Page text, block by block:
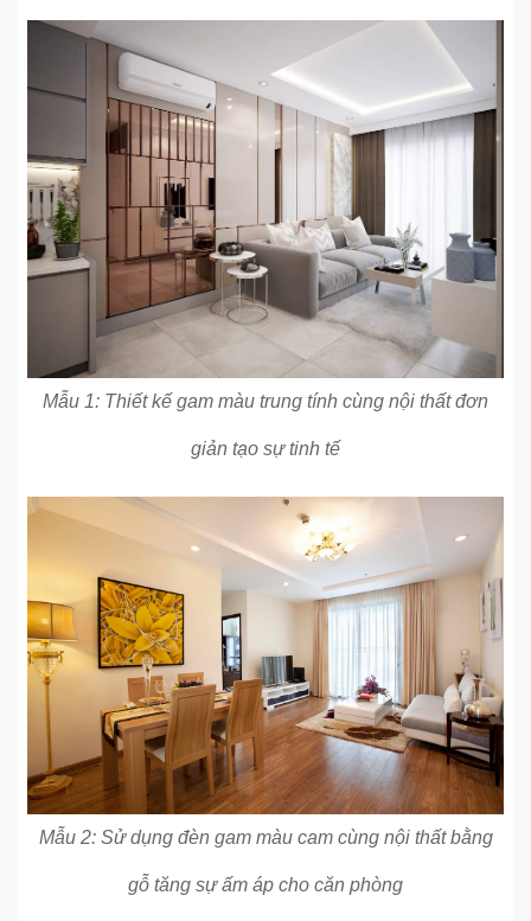
Mẫu 1: Thiết kế gam màu trung tính cùng nội thất đơn
giản tạo sự tinh tế
Mẫu 2: Sử dụng đèn gam màu cam cùng nội thất bằng
gỗ tăng sự ấm áp cho căn phòng